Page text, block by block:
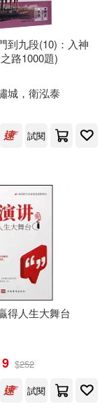
到九段(10)：入神
路1000題)
城， 衛泓泰
試閱
得人生大舞台
$252
試閱